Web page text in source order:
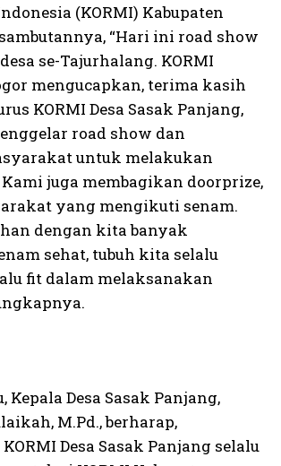
(KORMI) Kabupaten
“Hari ini road show
se-Tajurhalang. KORMI
mengucapkan, terima kasih
KORMI Desa Sasak Panjang,
road show dan
untuk melakukan
juga membagikan doorprize,
yang mengikuti senam.
dengan kita banyak
sehat, tubuh kita selalu
fit dalam melaksanakan
Kepala Desa Sasak Panjang,
M.Pd., berharap,
Desa Sasak Panjang selalu